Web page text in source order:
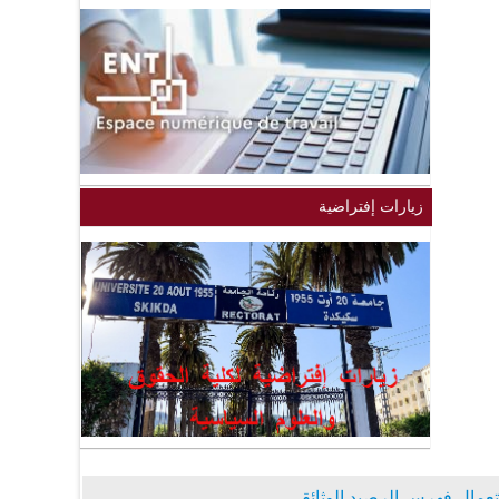
زيارات إفتراضية